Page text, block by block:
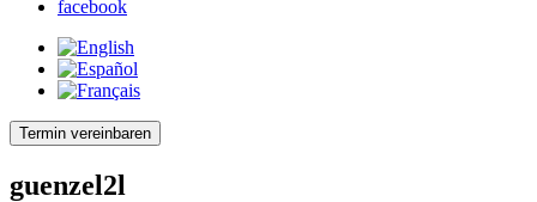
facebook
Termin vereinbaren
guenzel2l